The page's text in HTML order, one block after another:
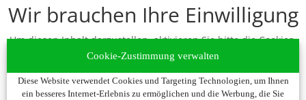
Cookie-Zustimmung verwalten
Diese Website verwendet Cookies und Targeting Technologien, um Ihnen
ein besseres Internet-Erlebnis zu ermöglichen und die Werbung, die Sie
Wir brauchen Ihre Einwilligung
Um diesen Inhalt darzustellen, aktivieren Sie bitte die Cookies.
Es werden ggf. personenbezogene Daten verarbeitet.
Cookies akzeptieren